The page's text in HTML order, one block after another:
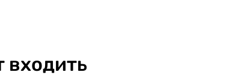
входить